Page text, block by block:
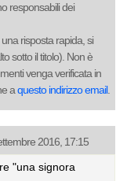
responsabili dei
risposta rapida, si
sotto il titolo). Non è
venga verificata in
aquesto indirizzo email.
2016, 17:15
"una signora